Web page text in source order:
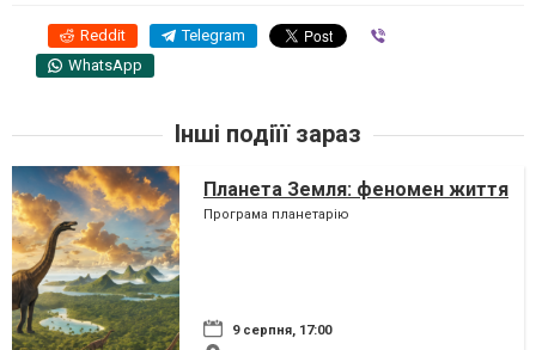
Reddit Telegram
WhatsApp
Інші подіїї зараз
Планета Земля: феномен життя
Програма планетарію
9 серпня, 17:00